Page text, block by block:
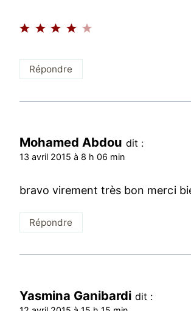
Répondre
Mohamed Abdou dit :
13 avril 2015 à 8 h 06 min
bravo virement très bon merci
Répondre
Yasmina Ganibardi dit :